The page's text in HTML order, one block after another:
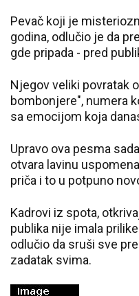
Pevač koji je
godina, odlučio je da
gde pripada - pred
Njegov veliki povratak
bombonjere", numera
sa emocijom koja
Upravo ova pesma
otvara lavinu
priča i to u potpuno
Kadrovi iz spota,
publika nije imala
odlučio da sruši sve
zadatak svima.